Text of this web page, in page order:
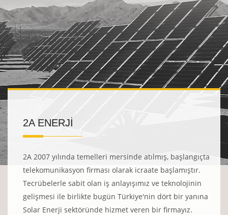
2A ENERJİ
2A 2007 yılında temelleri mersinde atılmış, başlangıçta
telekomunikasyon firması olarak icraate başlamıştır.
Tecrübelerle sabit olan iş anlayışımız ve teknolojinin
gelişmesi ile birlikte bugün Türkiye'nin dört bir yanına
Solar Enerji sektöründe hizmet veren bir firmayız.